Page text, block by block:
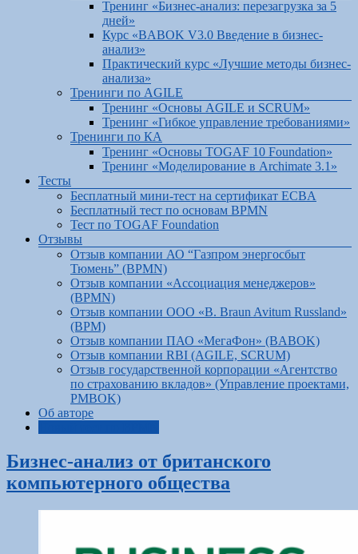
Тренинг «Бизнес-анализ: перезагрузка за 5
дней»
Курс «BABOK V3.0 Введение в бизнес-
анализ»
Практический курс «Лучшие методы бизнес-
анализа»
Тренинги по AGILE
Тренинг «Основы AGILE и SCRUM»
Тренинг «Гибкое управление требованиями»
Тренинги по КА
Тренинг «Основы TOGAF 10 Foundation»
Тренинг «Моделирование в Archimate 3.1»
Тесты
Бесплатный мини-тест на сертификат ECBA
Бесплатный тест по основам BPMN
Тест по TOGAF Foundation
Отзывы
Отзыв компании АО “Газпром энергосбыт
Тюмень” (BPMN)
Отзыв компании «Ассоциация менеджеров»
(BPMN)
Отзыв компании ООО «В. Braun Avitum Russland»
(BPM)
Отзыв компании ПАО «МегаФон» (BABOK)
Отзыв компании RBI (AGILE, SCRUM)
Отзыв государственной корпорации «Агентство
по страхованию вкладов» (Управление проектами,
PMBOK)
Об авторе
Бизнес-анализ от британского
компьютерного общества